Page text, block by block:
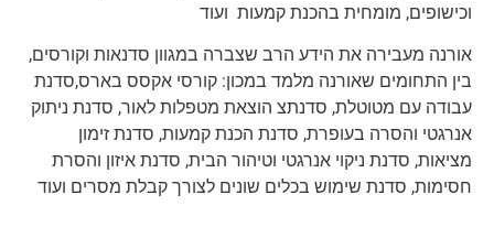
וכישופים, מומחית בהכנת קמעות ועוד
אורנה מעבירה את הידע הרב שצברה במגוון סדנאות וקורסים,
בין התחומים שאורנה מלמד במכון: קורסי אקסס בארס,סדנת
עבודה עם מטוטלת, סדנתצ הוצאת מטפלות לאור, סדנת ניתוק
אנרגטי והסרה בעופרת, סדנת הכנת קמעות, סדנת זימון
מציאות, סדנת ניקוי אנרגטי וטיהור הבית, סדנת איזון והסרת
חסימות, סדנת שימוש בכלים שונים לצורך קבלת מסרים ועוד